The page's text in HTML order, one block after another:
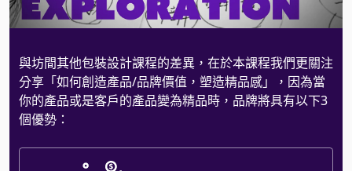
與坊間其他包裝設計課程的差異，在於本課程我們更關注
分享「如何創造產品/品牌價值，塑造精品感」，因為當
你的產品或是客戶的產品變為精品時，品牌將具有以下3
個優勢：